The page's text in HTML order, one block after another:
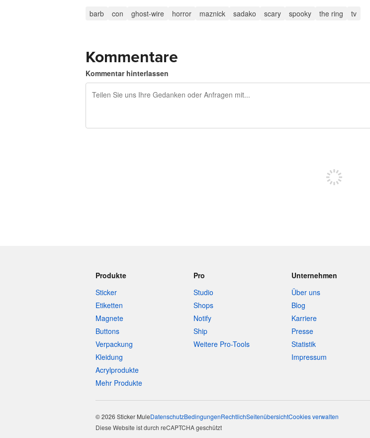
barb con ghost-wire horror maznick sadako scary spooky the ring tv
Kommentare
Kommentar hinterlassen
Produkte
Sticker
Etiketten
Magnete
Buttons
Verpackung
Kleidung
Acrylprodukte
Mehr Produkte
Pro
Studio
Shops
Notify
Ship
Weitere Pro-Tools
Unternehmen
Über uns
Blog
Karriere
Presse
Statistik
Impressum
© 2026 Sticker MuleDatenschutzBedingungenRechtlichSeitenübersichtCookies verwalten
Diese Website ist durch reCAPTCHA geschützt